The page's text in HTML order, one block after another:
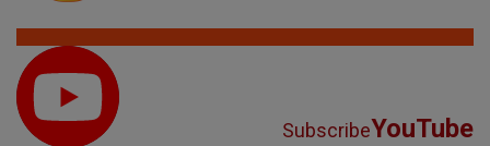
SubscribeYouTube